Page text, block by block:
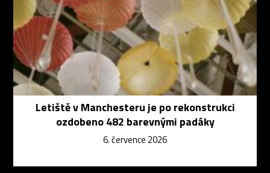
Letiště v Manchesteru je po rekonstrukci
ozdobeno 482 barevnými padáky
6. července 2026